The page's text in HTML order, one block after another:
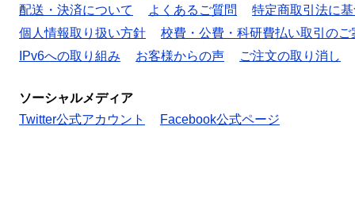
配送・決済について
よくあるご質問
特定商取引法に
個人情報取り扱い方針
校費・公費・科研費払い取引のご
IPv6への取り組み
お客様からの声 ご注文の取り消し
ソーシャルメディア
Twitter公式アカウント
Facebook公式ページ